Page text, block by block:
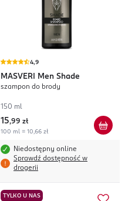
4,9
MASVERI Men Shade
szampon do brody
150 ml
15,99 zł
100 ml = 10,66 zł
Niedostępny online
Sprawdź dostępność w
drogerii
TYLKO U NAS